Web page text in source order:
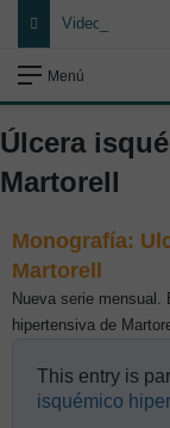
Menú
Úlcera
Martorell
Monografía:
Martorell
Nueva serie
hipertensiva de
This entry is
isquémico